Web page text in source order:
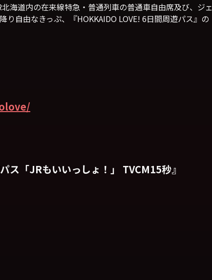
海道内の在来線特急・普通列車の普通車自由席及び、ジェ
自由なきっぷ、『HOKKAIDO LOVE! 6日間周遊パス』の
「JRもいいっしょ！」 TVCM15秒』